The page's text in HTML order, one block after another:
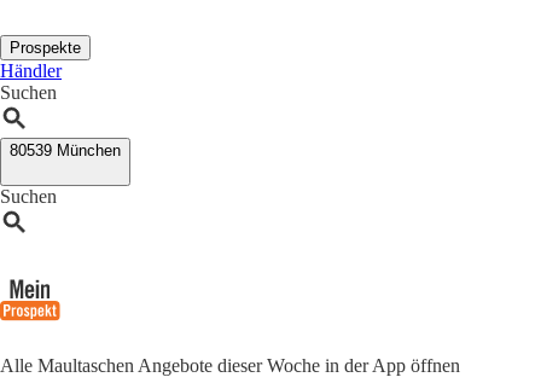
Prospekte
Händler
Suchen
80539 München
Suchen
Alle Maultaschen Angebote dieser Woche in der App öffnen